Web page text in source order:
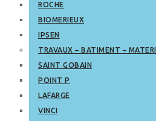
ROCHE
BIOMERIEUX
IPSEN
TRAVAUX – BATIMENT –
SAINT GOBAIN
POINT P
LAFARGE
VINCI